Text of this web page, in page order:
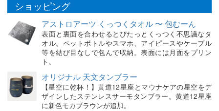
ショッピング
アストロアーツ くっつくタオル 〜 包むーん
表面と裏面を合わせるとぴたっとくっつく不思議なタ
オル。ペットボトルやスマホ、アイピースやケーブル
等を結び目なしで包んで収納。表面には月面をプリン
ト。
オリジナル 天文タンブラー
【星空に乾杯！】黄道12星座とマウナケアの星空をデ
ザインしたステンレスサーモタンブラー。黄道12星座
に新色モカブラウンが追加。